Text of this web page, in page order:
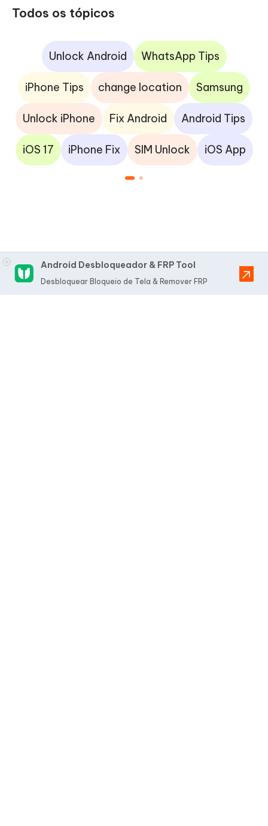
Todos os tópicos
Unlock Android WhatsApp Tips
iPhone Tips change location Samsung
Unlock iPhone Fix Android Android Tips
iOS 17 iPhone Fix SIM Unlock iOS App
Android Desbloqueador & FRP Tool
Desbloquear Bloqueio de Tela & Remover FRP